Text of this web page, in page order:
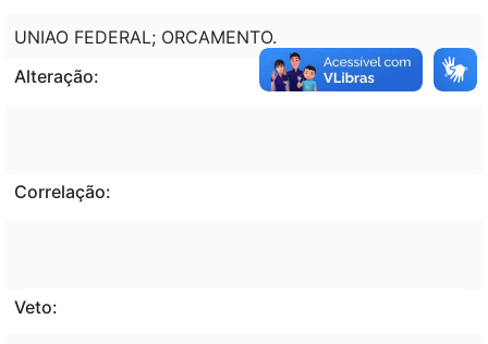
UNIAO FEDERAL; ORCAMENTO.
Alteração:
Correlação:
Veto: